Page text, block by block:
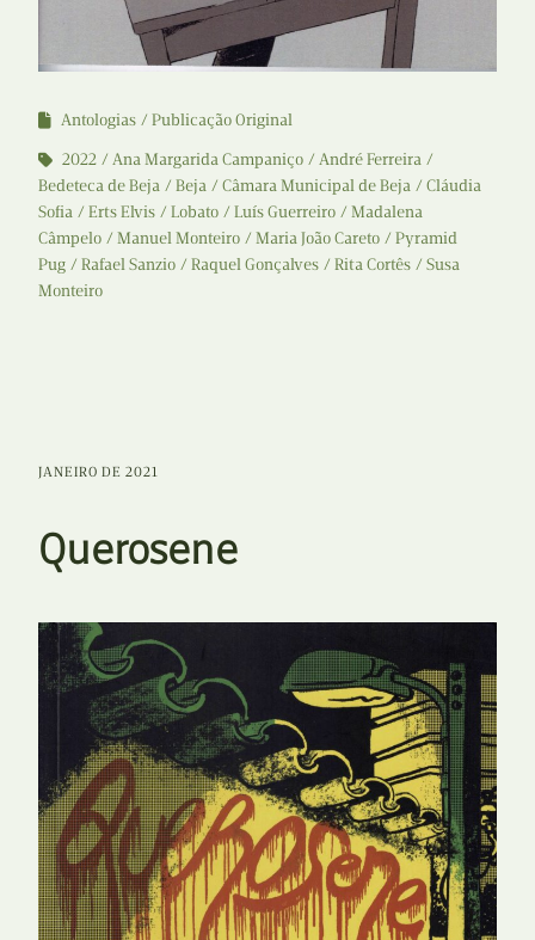
Antologias
Publicação Original
2022
Ana Margarida Campaniço
André Ferreira
Bedeteca de Beja
Beja Câmara Municipal de Beja
Cláudia
Sofia
Erts Elvis Lobato Luís Guerreiro
Madalena
Câmpelo
Manuel Monteiro Maria João Careto
Pyramid
Pug
Rafael Sanzio Raquel Gonçalves Rita Cortês
Susa
Monteiro
JANEIRO DE 2021
Querosene